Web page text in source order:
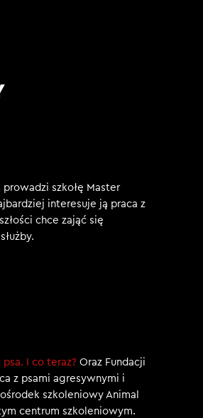
szkołę Master
interesuje ją praca z
chce zająć się
psa. I co teraz? Oraz Fundacji
z psami agresywnymi i
szkoleniowy Animal
centrum szkoleniowym.